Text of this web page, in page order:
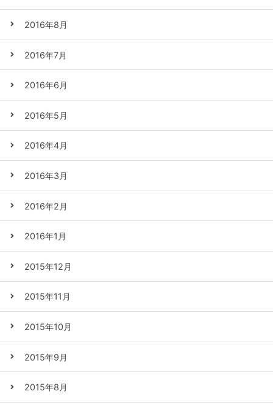
2016年8月
2016年7月
2016年6月
2016年5月
2016年4月
2016年3月
2016年2月
2016年1月
2015年12月
2015年11月
2015年10月
2015年9月
2015年8月